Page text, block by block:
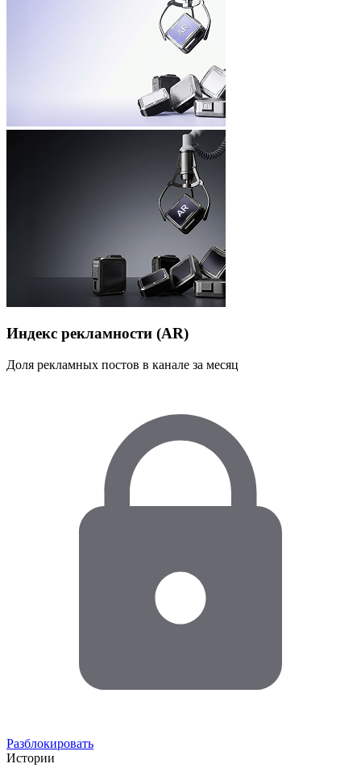
Индекс рекламности (AR)
Доля рекламных постов в канале за месяц
Разблокировать
Истории